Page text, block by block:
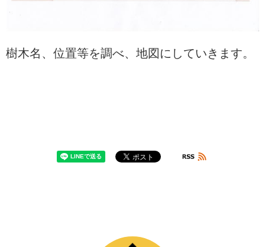
樹木名、位置等を調べ、地図にしていきます。